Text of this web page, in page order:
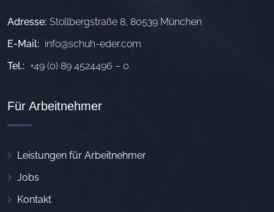
Adresse: Stollbergstraße 8, 80539 München
E-Mail: info@schuh-eder.com
Tel.: +49 (0) 89 4524496 – 0
Für Arbeitnehmer
Leistungen für Arbeitnehmer
Jobs
Kontakt